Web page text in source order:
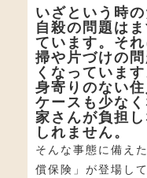
いざという時
自殺の問題は
ています。そ
掃や片づけの
くなっていま
身寄りのない
ケースも少な
家さんが負担
しれません。
そんな事態に備え
償保険」が登場し